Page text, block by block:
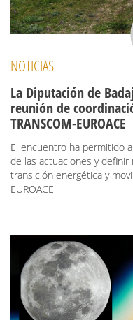
NOTICIAS
La Diputación de
reunión de
TRANSCOM-EUROACE
El encuentro ha permitido
de las actuaciones y
transición energética y
EUROACE